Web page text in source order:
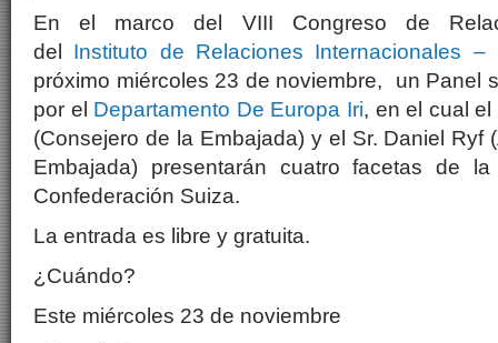
En el marco del VIII Congreso de
del Instituto de Relaciones Internacionales –
próximo miércoles 23 de noviembre, un Panel
por el Departamento De Europa Iri, en el cual el
(Consejero de la Embajada) y el Sr. Daniel Ryf
Embajada) presentarán cuatro facetas de
Confederación Suiza.
La entrada es libre y gratuita.
¿Cuándo?
Este miércoles 23 de noviembre